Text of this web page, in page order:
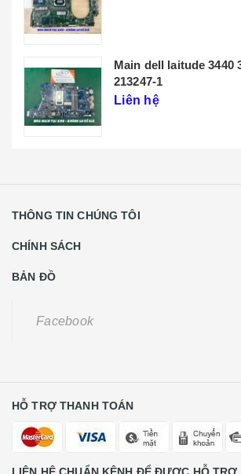
Facebook
LIÊN HỆ CHUẨN KÊNH ĐỂ ĐƯỢC HỖ TRỢ
Khách Hàng Lẻ Liên Hệ